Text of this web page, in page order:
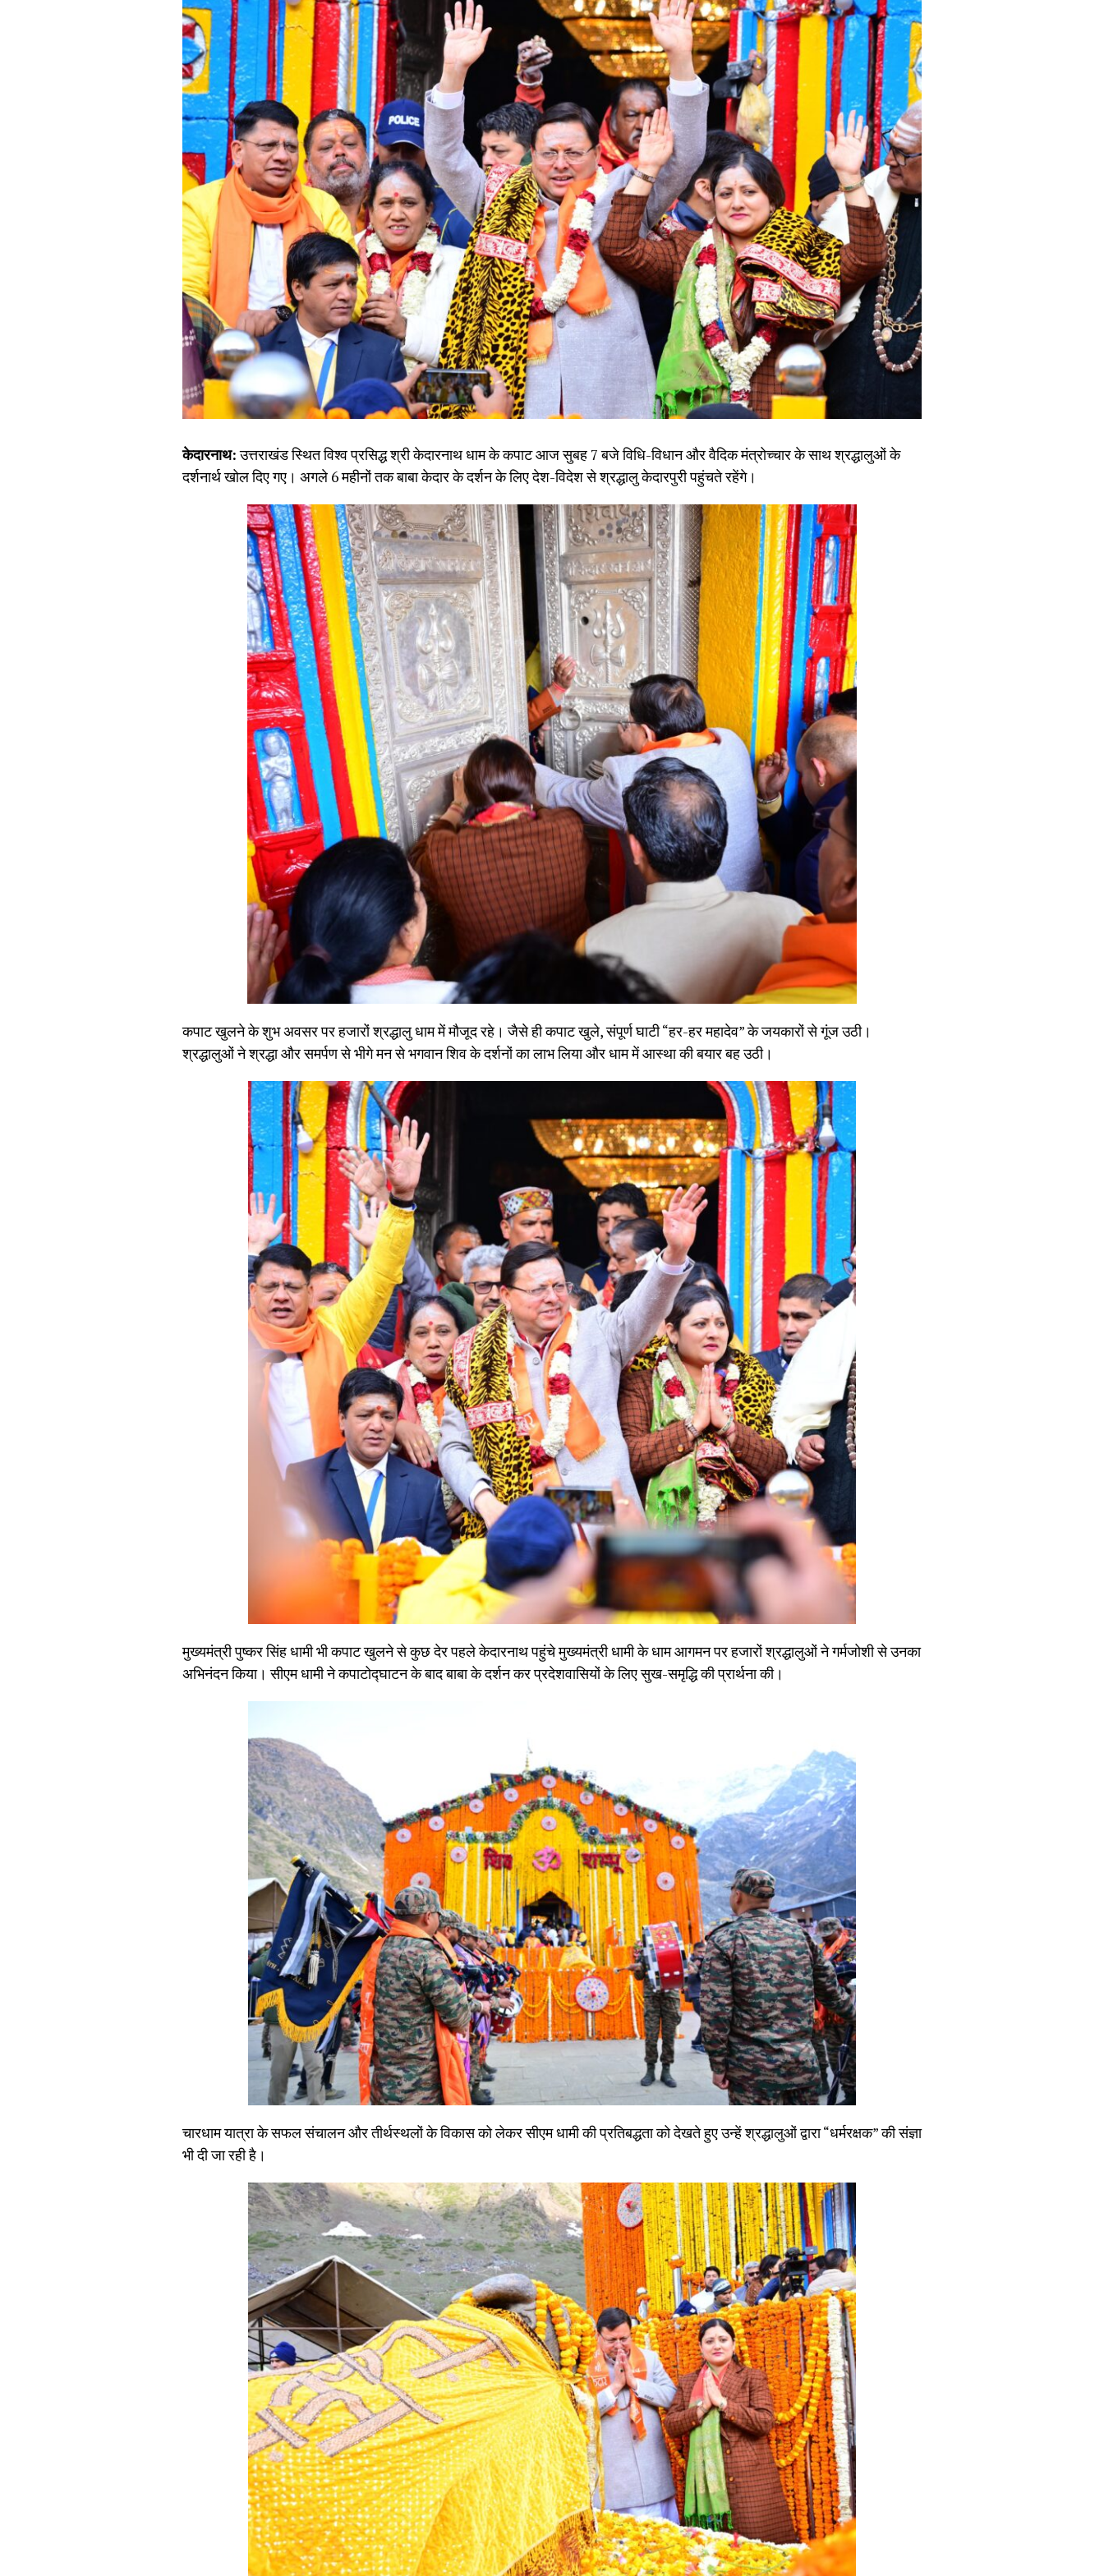
केदारनाथ:उत्तराखंड स्थित विश्व प्रसिद्ध श्री केदारनाथ धाम के कपाट आज सुबह 7 बजे विधि-विधान और वैदिक मंत्रोच्चार के साथ श्रद्धालुओं के
दर्शनार्थ खोल दिए गए। अगले 6 महीनों तक बाबा केदार के दर्शन के लिए देश-विदेश से श्रद्धालु केदारपुरी पहुंचते रहेंगे।
कपाट खुलने के शुभ अवसर पर हजारों श्रद्धालु धाम में मौजूद रहे। जैसे ही कपाट खुले, संपूर्ण घाटी “हर-हर महादेव” के जयकारों से गूंज उठी।
श्रद्धालुओं ने श्रद्धा और समर्पण से भीगे मन से भगवान शिव के दर्शनों का लाभ लिया और धाम में आस्था की बयार बह उठी।
मुख्यमंत्री पुष्कर सिंह धामी भी कपाट खुलने से कुछ देर पहले केदारनाथ पहुंचे मुख्यमंत्री धामी के धाम आगमन पर हजारों श्रद्धालुओं ने गर्मजोशी से उनका
अभिनंदन किया। सीएम धामी ने कपाटोद्घाटन के बाद बाबा के दर्शन कर प्रदेशवासियों के लिए सुख-समृद्धि की प्रार्थना की।
चारधाम यात्रा के सफल संचालन और तीर्थस्थलों के विकास को लेकर सीएम धामी की प्रतिबद्धता को देखते हुए उन्हें श्रद्धालुओं द्वारा “धर्मरक्षक” की संज्ञा
भी दी जा रही है।